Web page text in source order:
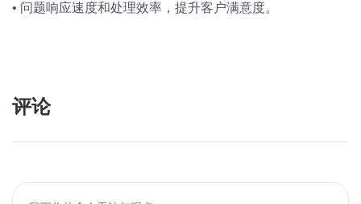
• 问题响应速度和处理效率，提升客户满意度。
评论